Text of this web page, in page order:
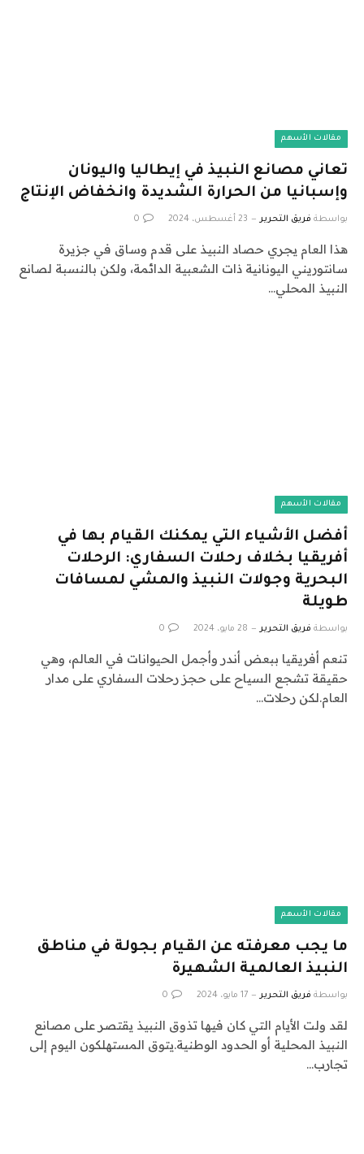
مقالات الأسهم
تعاني مصانع النبيذ في إيطاليا واليونان
وإسبانيا من الحرارة الشديدة وانخفاض الإنتاج
بواسطة فريق التحرير 23 أغسطس، 2024 0
هذا العام يجري حصاد النبيذ على قدم وساق في جزيرة
سانتوريني اليونانية ذات الشعبية الدائمة، ولكن بالنسبة لصانع
النبيذ المحلي…
مقالات الأسهم
أفضل الأشياء التي يمكنك القيام بها في
أفريقيا بخلاف رحلات السفاري: الرحلات
البحرية وجولات النبيذ والمشي لمسافات
طويلة
بواسطة فريق التحرير 28 مايو، 2024 0
تنعم أفريقيا ببعض أندر وأجمل الحيوانات في العالم، وهي
حقيقة تشجع السياح على حجز رحلات السفاري على مدار
العام.لكن رحلات…
مقالات الأسهم
ما يجب معرفته عن القيام بجولة في مناطق
النبيذ العالمية الشهيرة
بواسطة فريق التحرير 17 مايو، 2024 0
لقد ولت الأيام التي كان فيها تذوق النبيذ يقتصر على مصانع
النبيذ المحلية أو الحدود الوطنية.يتوق المستهلكون اليوم إلى
تجارب…